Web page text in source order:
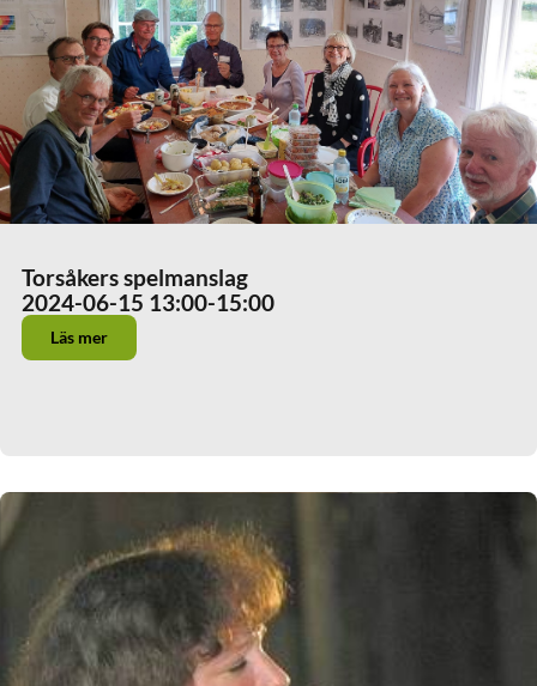
Torsåkers spelmanslag
2024-06-15 13:00-15:00
Läs mer